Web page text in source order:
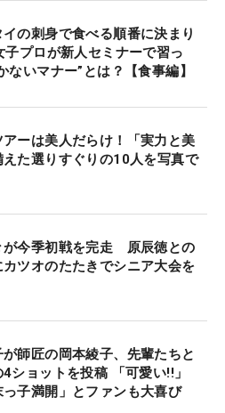
の刺身で食べる順番に決まり
プロが新人セミナーで習っ
ないマナー”とは？【食事編】
ーは美人だらけ！「実力と美
た選りすぐりの10人を写真で
が今季初戦を完走 原辰徳との
ツオのたたきでシニア大会を
師匠の岡本綾子、先輩たちと
ショットを投稿 「可愛い!!」
っ子満開」とファンも大喜び